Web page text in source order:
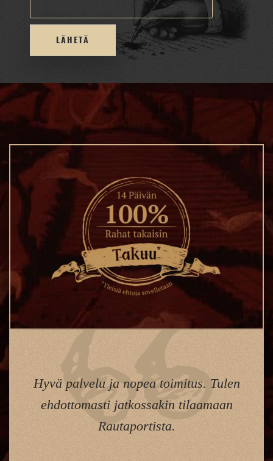
Hyvä palvelu ja nopea toimitus. Tulen
ehdottomasti jatkossakin tilaamaan
Rautaportista.